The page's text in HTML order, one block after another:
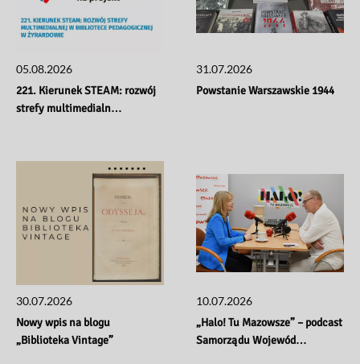
05.08.2026
221. Kierunek STEAM: rozwój
strefy multimedialn…
31.07.2026
Powstanie Warszawskie 1944
30.07.2026
Nowy wpis na blogu
„Biblioteka Vintage”
10.07.2026
„Halo! Tu Mazowsze” – podcast
Samorządu Wojewód…